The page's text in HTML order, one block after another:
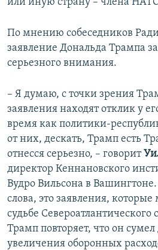
По мнению собеседников
заявление Дональда Трампа
серьезного внимания.
– Я думаю, с точки зрения
заявления находят отклик у
время как политики-
от них, дескать, Трамп есть
отнесся серьезно, – говорит
директор Кеннановского
Вудро Вильсона в Вашингтоне.
слова, это заявления, которые
судьбе
Трамп повторяет, что он сумел
увеличения оборонных